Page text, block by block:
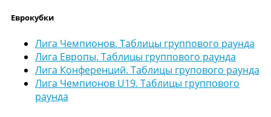
Еврокубки
Лига Чемпионов. Таблицы группового раунда
Лига Европы. Таблицы группового раунда
Лига Конференций. Таблицы групового раунда
Лига Чемпионов U19. Таблицы группового
раунда